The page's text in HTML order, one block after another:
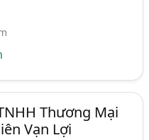
Thương Mại
Vạn Lợi